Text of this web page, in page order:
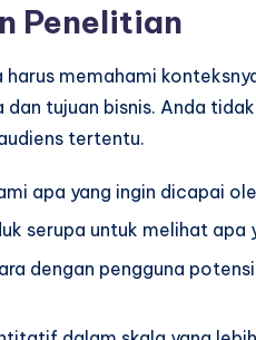
Penelitian
memahami
tujuan bisnis. Anda
tertentu.
apa yang ingin dicapai
serupa untuk melihat apa
dengan pengguna